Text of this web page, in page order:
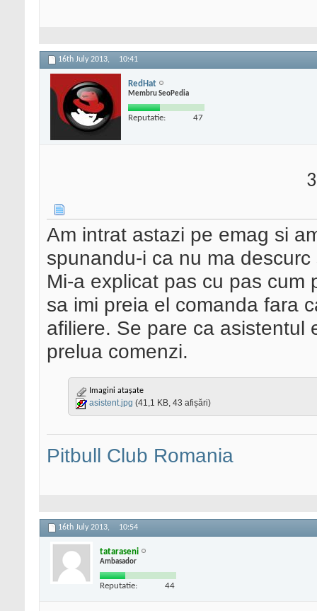
16th July 2013, 10:41
RedHat
Membru SeoPedia
Reputatie: 47
Am intrat astazi pe emag si
spunandu-i ca nu ma
Mi-a explicat pas cu pas
sa imi preia el comanda fara
afiliere. Se pare ca asistentul
prelua comenzi.
Imagini atașate
asistent.jpg (41,1 KB, 43 afișări)
Pitbull Club Romania
16th July 2013, 10:54
tataraseni
Ambasador
Reputatie: 44